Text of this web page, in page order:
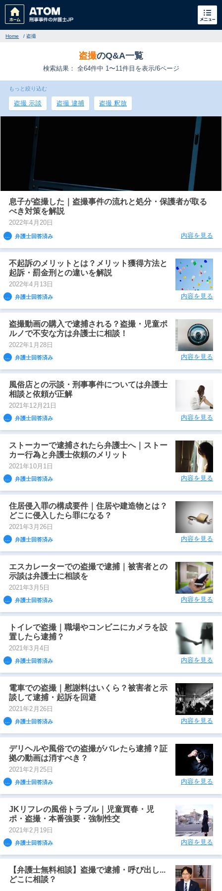
刑事事件
刑事事件の無料相談
家族が逮捕された方はこちら
刑事事件の記事一覧
アトムについて知りたい方
弁護士紹介
アクセス
解決実績
ご依頼者からのお手紙
無料相談の口コミ評判
Home /盗撮
盗撮のQ&A一覧
検索結果： 全64件中 1〜11件目を表示/6ページ
もっと絞り込む
盗撮 示談 盗撮 逮捕 盗撮 釈放
息子が盗撮した｜盗撮事件の流れと処分・保護者が取る
べき対策を解説
2022年4月20日
弁護士回答済み 内容を見る
不起訴のメリットとは？メリット獲得方法と
起訴・罰金刑との違いを解説
2022年4月13日
弁護士回答済み 内容を見る
盗撮動画の購入で逮捕される？盗撮・児童ポ
ルノで不安な方は弁護士に相談！
2022年1月28日
弁護士回答済み 内容を見る
風俗店との示談・刑事事件については弁護士
相談と依頼が正解
2021年12月21日
弁護士回答済み 内容を見る
ストーカーで逮捕されたら弁護士へ｜ストー
カー行為と弁護士依頼のメリット
2021年10月1日
弁護士回答済み 内容を見る
住居侵入罪の構成要件｜住居や建造物とは？
どこに侵入したら罪になる？
2021年3月26日
弁護士回答済み 内容を見る
エスカレーターでの盗撮で逮捕｜被害者との
示談は弁護士に相談を
2021年3月5日
弁護士回答済み 内容を見る
トイレで盗撮｜職場やコンビニにカメラを設
置したら逮捕？
2021年3月4日
弁護士回答済み 内容を見る
電車での盗撮｜慰謝料はいくら？被害者と示
談して逮捕・起訴を回避
2021年2月26日
弁護士回答済み 内容を見る
デリヘルや風俗での盗撮がバレたら逮捕？証
拠の動画は消すべき？
2021年2月25日
弁護士回答済み 内容を見る
JKリフレの風俗トラブル｜児童買春・児
ポ・盗撮・本番強要・強制性交
2021年2月19日
弁護士回答済み 内容を見る
【弁護士無料相談】盗撮で逮捕・呼び出し...
どこに相談？